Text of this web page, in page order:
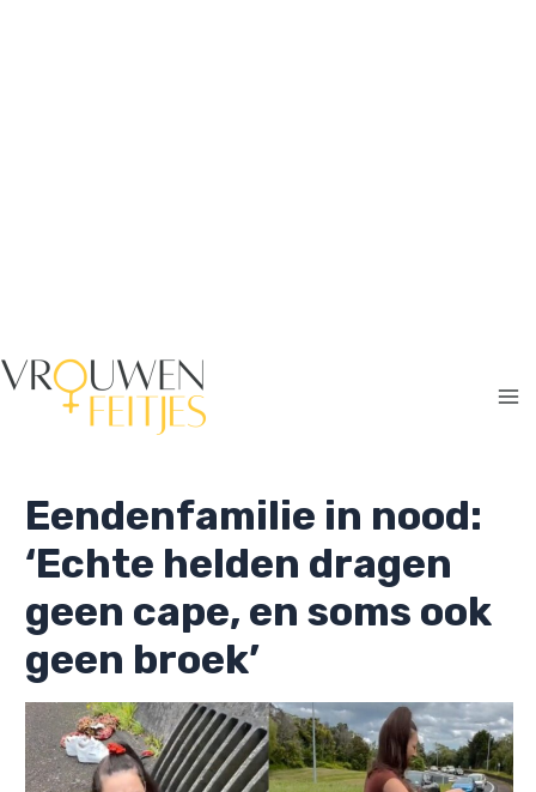
Eendenfamilie in nood:
‘Echte helden dragen
geen cape, en soms ook
geen broek’